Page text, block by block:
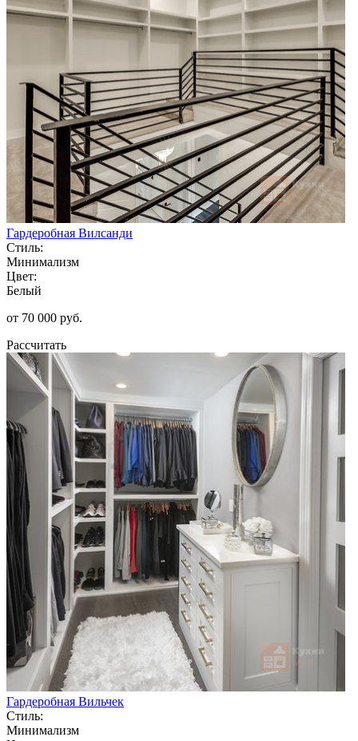
Гардеробная Вилсанди
Стиль:
Минимализм
Цвет:
Белый
от 70 000 руб.
Рассчитать
Гардеробная Вильчек
Стиль:
Минимализм